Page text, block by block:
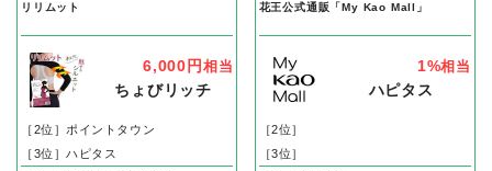
リリムット
6,000円 相当
ちょびリッチ
［2位］ポイントタウン
［3位］ハピタス
花王公式通販「My Kao Mall」
1%相当
ハピタス
［2位］
［3位］